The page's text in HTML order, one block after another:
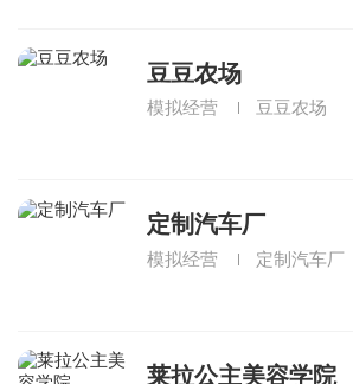
豆豆农场
模拟经营 豆豆农场
定制汽车厂
模拟经营 定制汽车厂
莱拉公主美容学院